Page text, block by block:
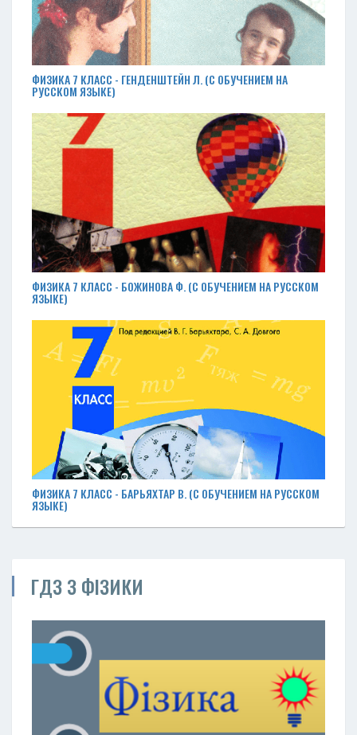
ФИЗИКА 7 КЛАСС - ГЕНДЕНШТЕЙН Л. (С ОБУЧЕНИЕМ НА
РУССКОМ ЯЗЫКЕ)
ФИЗИКА 7 КЛАСС - БОЖИНОВА Ф. (С ОБУЧЕНИЕМ НА РУССКОМ
ЯЗЫКЕ)
ФИЗИКА 7 КЛАСС - БАРЬЯХТАР В. (С ОБУЧЕНИЕМ НА РУССКОМ
ЯЗЫКЕ)
ГДЗ З ФІЗИКИ